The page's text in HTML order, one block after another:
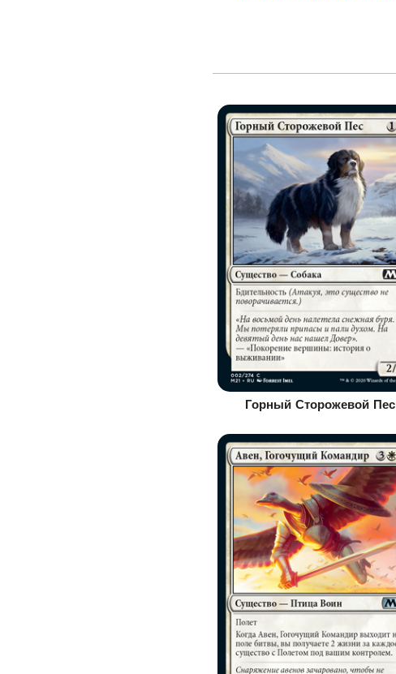
Горный Сторожевой Пес